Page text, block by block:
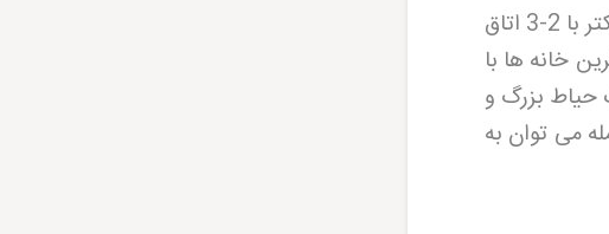
در میان خانه های ارگ بم، سه نوع مختلف وجود دارد که قابل توجه است. خانه های کوچکتر با 2-3 اتاق
و مجلل ترین خانه ها با
حیاط بزرگ و
می توان به